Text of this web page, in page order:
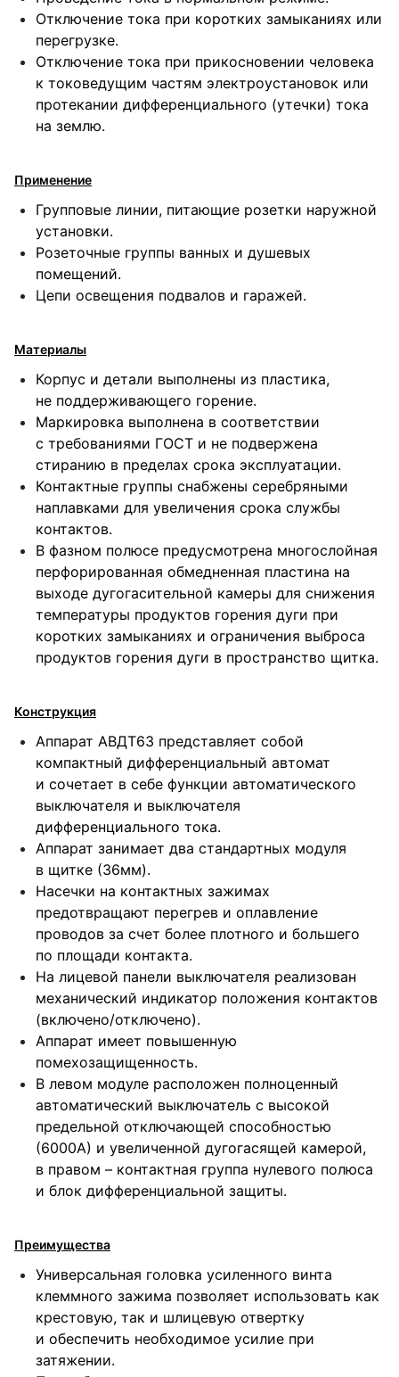
Отключение тока при коротких замыканиях или
перегрузке.
Отключение тока при прикосновении человека
к токоведущим частям электроустановок или
протекании дифференциального (утечки) тока
на землю.
Применение
Групповые линии, питающие розетки наружной
установки.
Розеточные группы ванных и душевых
помещений.
Цепи освещения подвалов и гаражей.
Материалы
Корпус и детали выполнены из пластика,
не поддерживающего горение.
Маркировка выполнена в соответствии
с требованиями ГОСТ и не подвержена
стиранию в пределах срока эксплуатации.
Контактные группы снабжены серебряными
наплавками для увеличения срока службы
контактов.
В фазном полюсе предусмотрена многослойная
перфорированная обмедненная пластина на
выходе дугогасительной камеры для снижения
температуры продуктов горения дуги при
коротких замыканиях и ограничения выброса
продуктов горения дуги в пространство щитка.
Конструкция
Аппарат АВДТ63 представляет собой
компактный дифференциальный автомат
и сочетает в себе функции автоматического
выключателя и выключателя
дифференциального тока.
Аппарат занимает два стандартных модуля
в щитке (36мм).
Насечки на контактных зажимах
предотвращают перегрев и оплавление
проводов за счет более плотного и большего
по площади контакта.
На лицевой панели выключателя реализован
механический индикатор положения контактов
(включено/отключено).
Аппарат имеет повышенную
помехозащищенность.
В левом модуле расположен полноценный
автоматический выключатель с высокой
предельной отключающей способностью
(6000А) и увеличенной дугогасящей камерой,
в правом – контактная группа нулевого полюса
и блок дифференциальной защиты.
Преимущества
Универсальная головка усиленного винта
клеммного зажима позволяет использовать как
крестовую, так и шлицевую отвертку
и обеспечить необходимое усилие при
затяжении.